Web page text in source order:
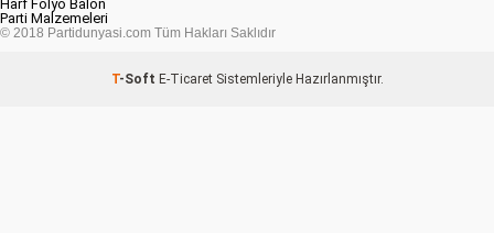
Harf Folyo Balon
Parti Malzemeleri
© 2018 Partidunyasi.com Tüm Hakları Saklıdır
T-Soft E-TicaretSistemleriyle Hazırlanmıştır.